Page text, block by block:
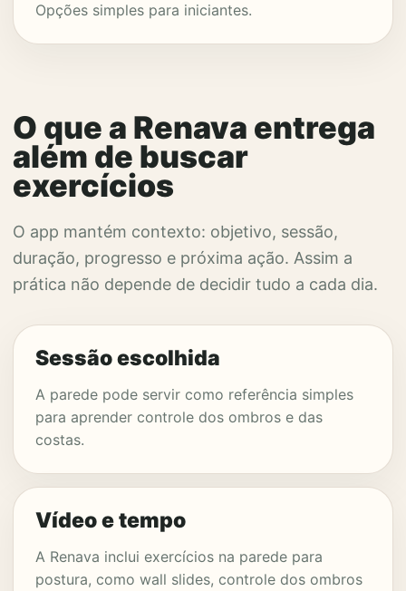
Opções simples para iniciantes.
O que a Renava entrega
além de buscar
exercícios
O app mantém contexto: objetivo, sessão,
duração, progresso e próxima ação. Assim a
prática não depende de decidir tudo a cada dia.
Sessão escolhida
A parede pode servir como referência simples
para aprender controle dos ombros e das
costas.
Vídeo e tempo
A Renava inclui exercícios na parede para
postura, como wall slides, controle dos ombros